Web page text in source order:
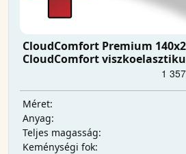
CloudComfort Premium
CloudComfort
Méret:
Anyag:
Teljes magasság:
Keménységi fok: